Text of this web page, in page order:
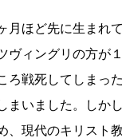
月ほど先に生まれ
ヴィングリの方が
ろ戦死してしまっ
まいました。しか
、現代のキリスト